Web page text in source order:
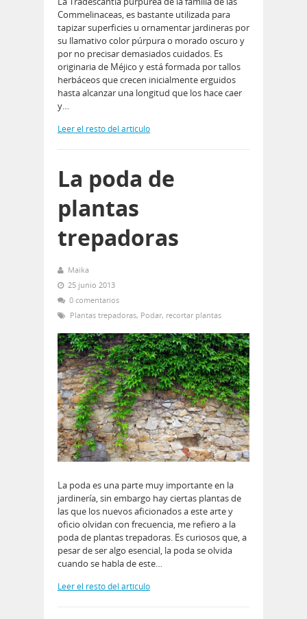
Commelinaceas, es bastante utilizada para
tapizar superficies u ornamentar jardineras por
su llamativo color púrpura o morado oscuro y
por no precisar demasiados cuidados. Es
originaria de Méjico y está formada por tallos
herbáceos que crecen inicialmente erguidos
hasta alcanzar una longitud que los hace caer
y…
Leer el resto del artículo
La poda de
plantas
trepadoras
Maika
25 junio 2013
0 comentarios
Plantas trepadoras, Podar, recortar plantas
La poda es una parte muy importante en la
jardinería, sin embargo hay ciertas plantas de
las que los nuevos aficionados a este arte y
oficio olvidan con frecuencia, me refiero a la
poda de plantas trepadoras. Es curiosos que, a
pesar de ser algo esencial, la poda se olvida
cuando se habla de este…
Leer el resto del artículo